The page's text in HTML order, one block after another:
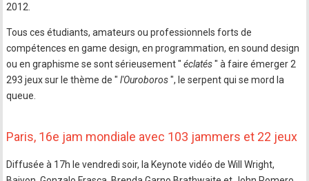
2012.
Tous ces étudiants, amateurs ou professionnels forts de
compétences en game design, en programmation, en sound design
ou en graphisme se sont sérieusement " éclatés" à faire émerger 2
293 jeux sur le thème de " l'Ouroboros", le serpent qui se mord la
queue.
Paris, 16e jam mondiale avec 103 jammers et 22 jeux
Diffusée à 17h le vendredi soir, la Keynote vidéo de Will Wright,